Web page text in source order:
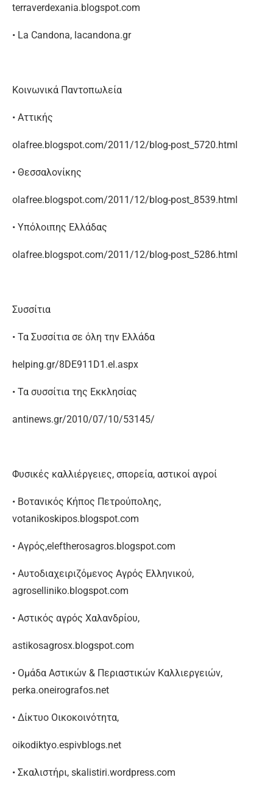
terraverdexania.blogspot.com
• La Candona, lacandona.gr
Κοινωνικά Παντοπωλεία
• Αττικής
olafree.blogspot.com/2011/12/blog-post_5720.html
• Θεσσαλονίκης
olafree.blogspot.com/2011/12/blog-post_8539.html
• Υπόλοιπης Ελλάδας
olafree.blogspot.com/2011/12/blog-post_5286.html
Συσσίτια
• Τα Συσσίτια σε όλη την Ελλάδα
helping.gr/8DE911D1.el.aspx
• Τα συσσίτια της Εκκλησίας
antinews.gr/2010/07/10/53145/
Φυσικές καλλιέργειες, σπορεία, αστικοί αγροί
• Βοτανικός Κήπος Πετρούπολης,
votanikoskipos.blogspot.com
• Αγρός,eleftherosagros.blogspot.com
• Αυτοδιαχειριζόμενος Αγρός Ελληνικού,
agroselliniko.blogspot.com
• Αστικός αγρός Χαλανδρίου,
astikosagrosx.blogspot.com
• Ομάδα Αστικών & Περιαστικών Καλλιεργειών,
perka.oneirografos.net
• Δίκτυο Οικοκοινότητα,
oikodiktyo.espivblogs.net
• Σκαλιστήρι, skalistiri.wordpress.com